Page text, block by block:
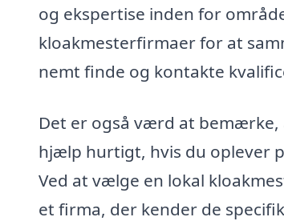
og ekspertise inden for
kloakmesterfirmaer for at
nemt finde og kontakte
Det er også værd at bemærke,
hjælp hurtigt, hvis du oplever
Ved at vælge en lokal
et firma, der kender de